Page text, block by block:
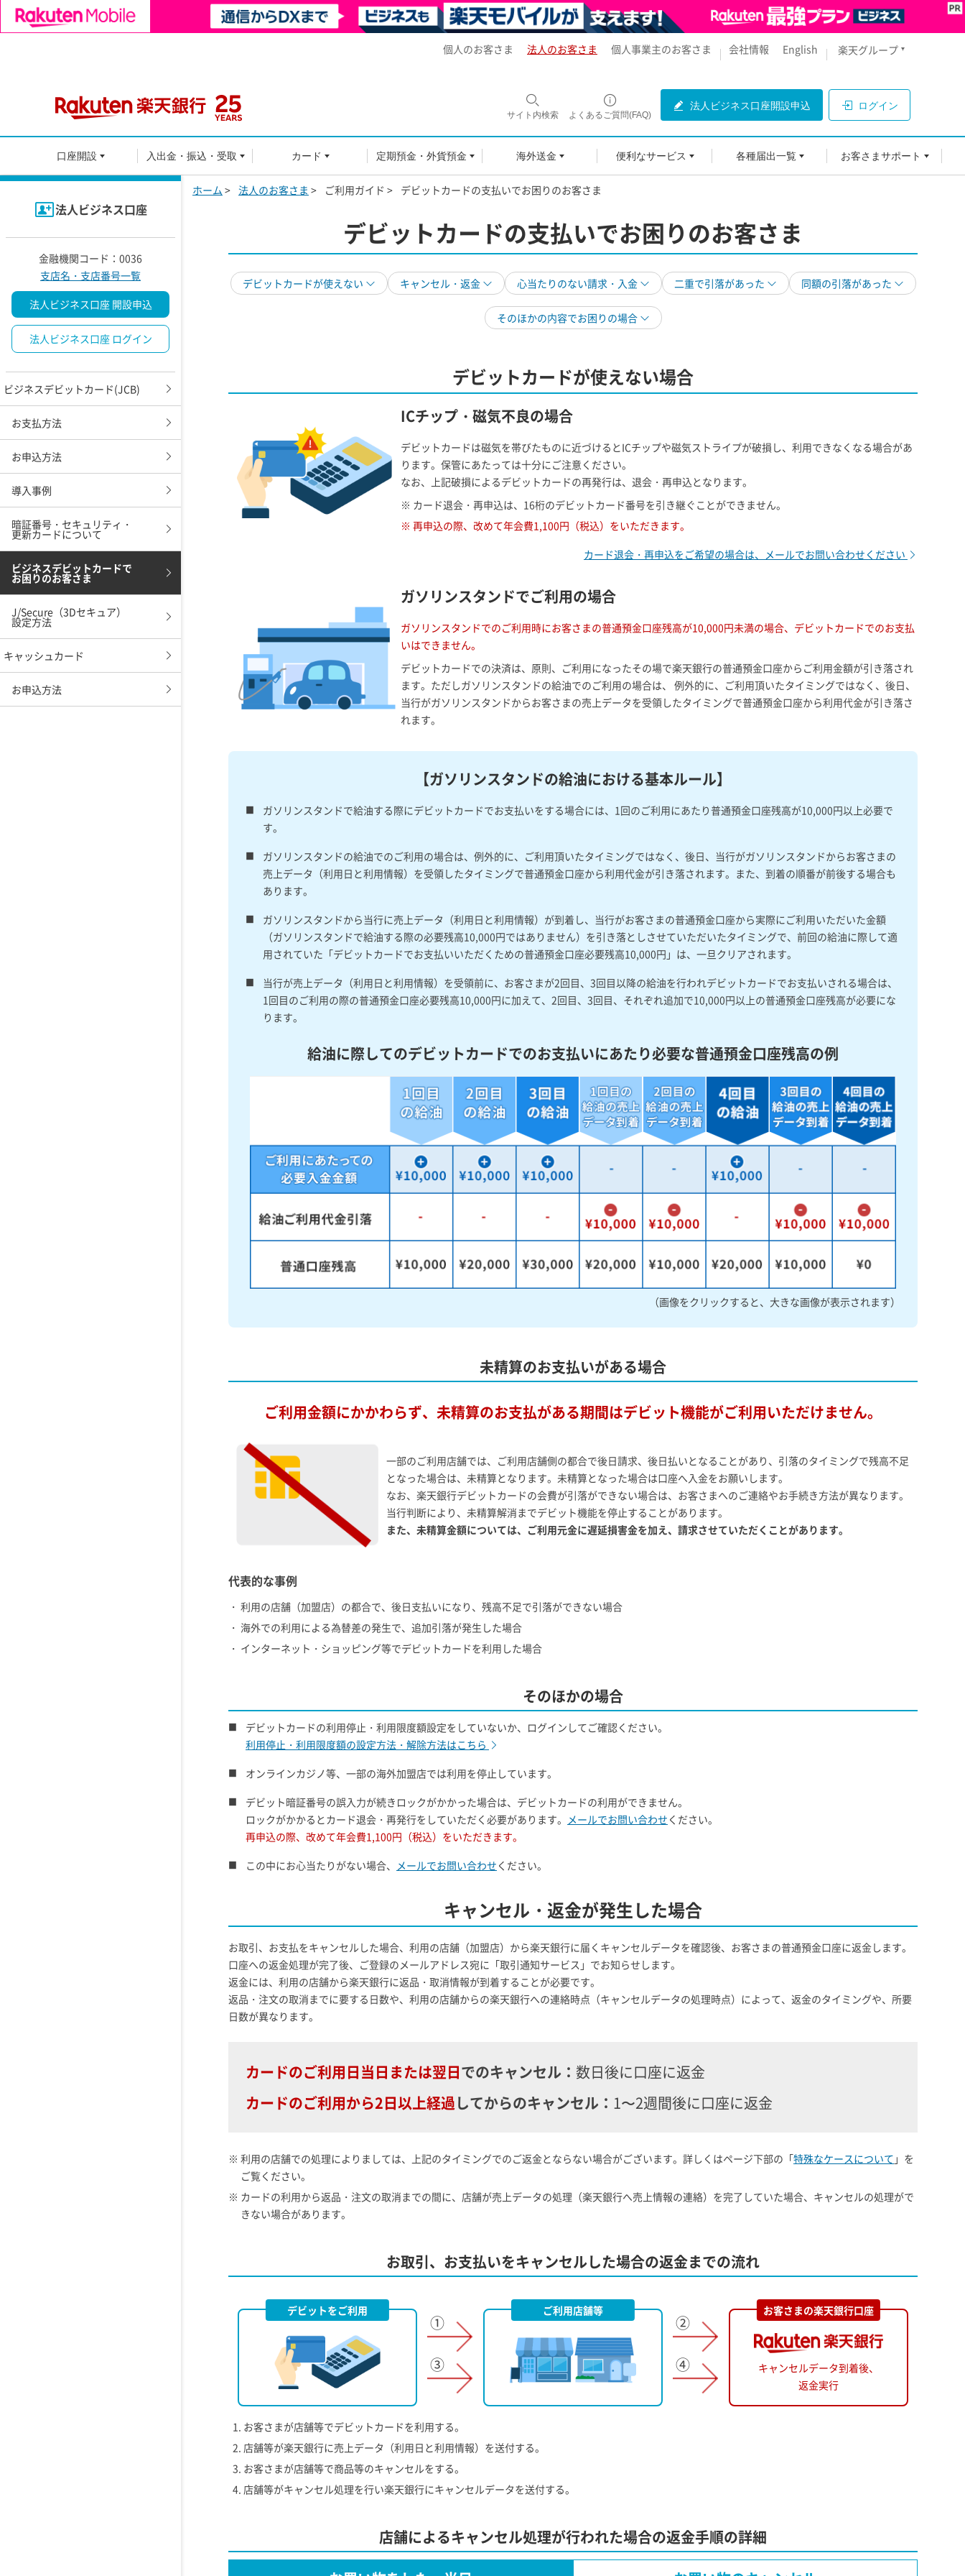
個人のお客さま 法人のお客さま 個人事業主のお客さま 会社情報 English 楽天グループ
サイト内検索 よくあるご質問(FAQ)
法人ビジネス口座開設申込 ログイン
口座開設 入出金・振込・受取 カード 定期預金・外貨預金 海外送金 便利なサービス 各種届出一覧 お客さまサポート
法人ビジネス口座
金融機関コード：0036
支店名・支店番号一覧
法人ビジネス口座 開設申込
法人ビジネス口座 ログイン
ビジネスデビットカード(JCB)
お支払方法
お申込方法
導入事例
暗証番号・セキュリティ・
更新カードについて
ビジネスデビットカードで
お困りのお客さま
J/Secure（3Dセキュア）
設定方法
キャッシュカード
お申込方法
ホーム > 法人のお客さま > ご利用ガイド > デビットカードの支払いでお困りのお客さま
デビットカードの支払いでお困りのお客さま
デビットカードが使えない キャンセル・返金 心当たりのない請求・入金 二重で引落があった 同額の引落があった
そのほかの内容でお困りの場合
デビットカードが使えない場合
ICチップ・磁気不良の場合
デビットカードは磁気を帯びたものに近づけるとICチップや磁気ストライプが破損し、利用できなくなる場合があ
ります。保管にあたっては十分にご注意ください。
なお、上記破損によるデビットカードの再発行は、退会・再申込となります。
※ カード退会・再申込は、16桁のデビットカード番号を引き継ぐことができません。
※ 再申込の際、改めて年会費1,100円（税込）をいただきます。
カード退会・再申込をご希望の場合は、メールでお問い合わせください
ガソリンスタンドでご利用の場合
ガソリンスタンドでのご利用時にお客さまの普通預金口座残高が10,000円未満の場合、デビットカードでのお支払
いはできません。
デビットカードでの決済は、原則、ご利用になったその場で楽天銀行の普通預金口座からご利用金額が引き落され
ます。ただしガソリンスタンドの給油でのご利用の場合は、 例外的に、ご利用頂いたタイミングではなく、後日、
当行がガソリンスタンドからお客さまの売上データを受領したタイミングで普通預金口座から利用代金が引き落さ
れます。
【ガソリンスタンドの給油における基本ルール】
ガソリンスタンドで給油する際にデビットカードでお支払いをする場合には、1回のご利用にあたり普通預金口座残高が10,000円以上必要で
す。
ガソリンスタンドの給油でのご利用の場合は、例外的に、ご利用頂いたタイミングではなく、後日、当行がガソリンスタンドからお客さまの
売上データ（利用日と利用情報）を受領したタイミングで普通預金口座から利用代金が引き落されます。また、到着の順番が前後する場合も
あります。
ガソリンスタンドから当行に売上データ（利用日と利用情報）が到着し、当行がお客さまの普通預金口座から実際にご利用いただいた金額
（ガソリンスタンドで給油する際の必要残高10,000円ではありません）を引き落としさせていただいたタイミングで、前回の給油に際して適
用されていた「デビットカードでお支払いいただくための普通預金口座必要残高10,000円」は、一旦クリアされます。
当行が売上データ（利用日と利用情報）を受領前に、お客さまが2回目、3回目以降の給油を行われデビットカードでお支払いされる場合は、
1回目のご利用の際の普通預金口座必要残高10,000円に加えて、2回目、3回目、それぞれ追加で10,000円以上の普通預金口座残高が必要にな
ります。
給油に際してのデビットカードでのお支払いにあたり必要な普通預金口座残高の例
（画像をクリックすると、大きな画像が表示されます）
未精算のお支払いがある場合
ご利用金額にかかわらず、未精算のお支払がある期間はデビット機能がご利用いただけません。
一部のご利用店舗では、ご利用店舗側の都合で後日請求、後日払いとなることがあり、引落のタイミングで残高不足
となった場合は、未精算となります。未精算となった場合は口座へ入金をお願いします。
なお、楽天銀行デビットカードの会費が引落ができない場合は、お客さまへのご連絡やお手続き方法が異なります。
当行判断により、未精算解消までデビット機能を停止することがあります。
また、未精算金額については、ご利用元金に遅延損害金を加え、請求させていただくことがあります。
代表的な事例
・ 利用の店舗（加盟店）の都合で、後日支払いになり、残高不足で引落ができない場合
・ 海外での利用による為替差の発生で、追加引落が発生した場合
・ インターネット・ショッピング等でデビットカードを利用した場合
そのほかの場合
デビットカードの利用停止・利用限度額設定をしていないか、ログインしてご確認ください。
利用停止・利用限度額の設定方法・解除方法はこちら
オンラインカジノ等、一部の海外加盟店では利用を停止しています。
デビット暗証番号の誤入力が続きロックがかかった場合は、デビットカードの利用ができません。
ロックがかかるとカード退会・再発行をしていただく必要があります。 メールでお問い合わせ ください。
再申込の際、改めて年会費1,100円（税込）をいただきます。
この中にお心当たりがない場合、 メールでお問い合わせ ください。
キャンセル・返金が発生した場合
お取引、お支払をキャンセルした場合、利用の店舗（加盟店）から楽天銀行に届くキャンセルデータを確認後、お客さまの普通預金口座に返金します。
口座への返金処理が完了後、ご登録のメールアドレス宛に「取引通知サービス」でお知らせします。
返金には、利用の店舗から楽天銀行に返品・取消情報が到着することが必要です。
返品・注文の取消までに要する日数や、利用の店舗からの楽天銀行への連絡時点（キャンセルデータの処理時点）によって、返金のタイミングや、所要
日数が異なります。
カードのご利用日当日または翌日でのキャンセル： 数日後に口座に返金
カードのご利用から2日以上経過してからのキャンセル： 1〜2週間後に口座に返金
※ 利用の店舗での処理によりましては、上記のタイミングでのご返金とならない場合がございます。詳しくはページ下部の「特殊なケースについて 」を
ご覧ください。
※ カードの利用から返品・注文の取消までの間に、店舗が売上データの処理（楽天銀行へ売上情報の連絡）を完了していた場合、キャンセルの処理がで
きない場合があります。
お取引、お支払いをキャンセルした場合の返金までの流れ
デビットをご利用 ご利用店舗等 お客さまの楽天銀行口座
キャンセルデータ到着後、
返金実行
お客さまが店舗等でデビットカードを利用する。
店舗等が楽天銀行に売上データ（利用日と利用情報）を送付する。
お客さまが店舗等で商品等のキャンセルをする。
店舗等がキャンセル処理を行い楽天銀行にキャンセルデータを送付する。
店舗によるキャンセル処理が行われた場合の返金手順の詳細